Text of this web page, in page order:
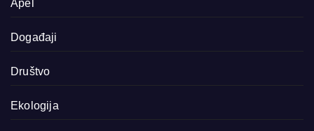
Apel
Događaji
Društvo
Ekologija